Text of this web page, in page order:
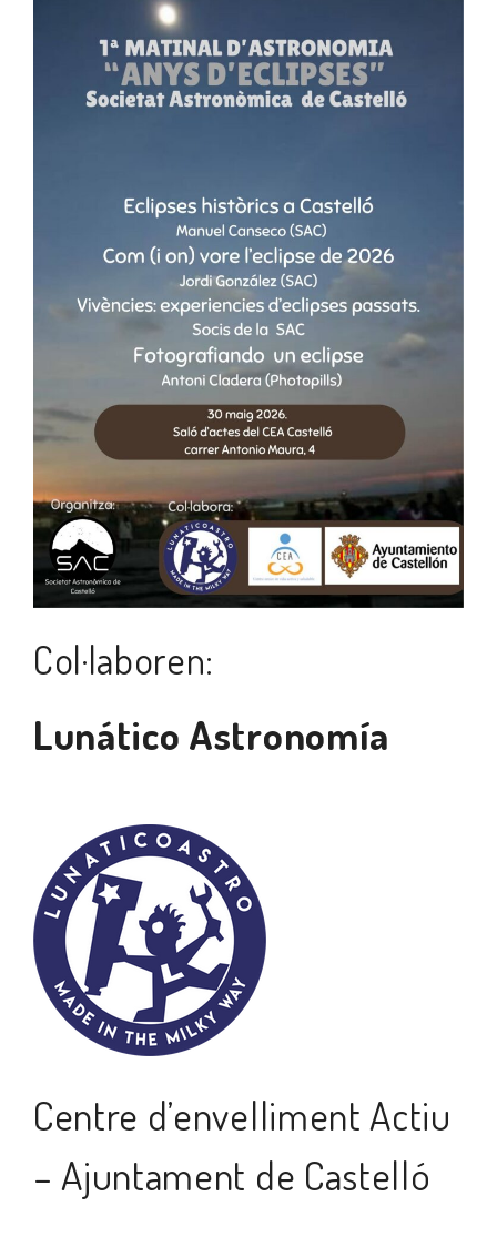
Col·laboren:
Lunático Astronomía
Centre d’envelliment Actiu
– Ajuntament de Castelló